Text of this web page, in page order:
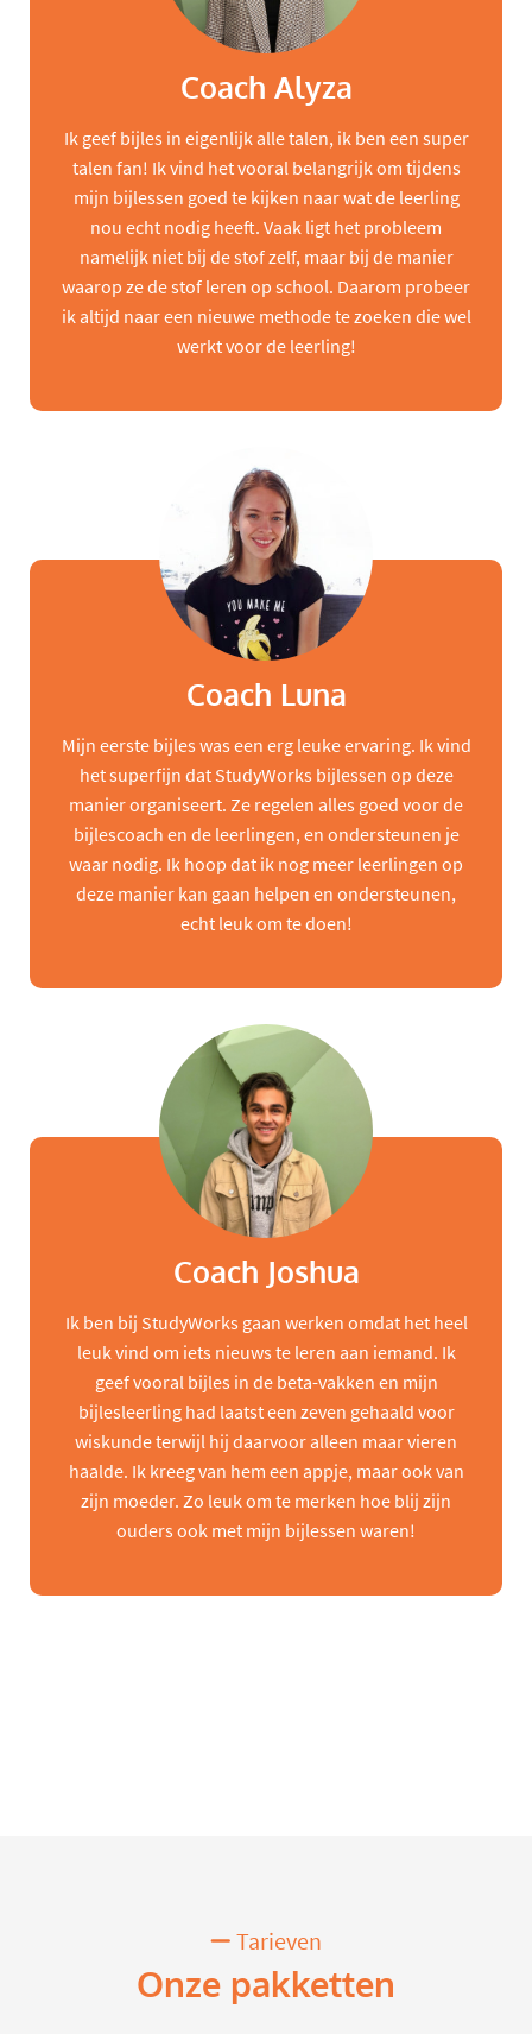
Coach Alyza
Ik geef bijles in eigenlijk alle talen, ik ben een super
talen fan! Ik vind het vooral belangrijk om tijdens
mijn bijlessen goed te kijken naar wat de leerling
nou echt nodig heeft. Vaak ligt het probleem
namelijk niet bij de stof zelf, maar bij de manier
waarop ze de stof leren op school. Daarom probeer
ik altijd naar een nieuwe methode te zoeken die wel
werkt voor de leerling!
Coach Luna
Mijn eerste bijles was een erg leuke ervaring. Ik vind
het superfijn dat StudyWorks bijlessen op deze
manier organiseert. Ze regelen alles goed voor de
bijlescoach en de leerlingen, en ondersteunen je
waar nodig. Ik hoop dat ik nog meer leerlingen op
deze manier kan gaan helpen en ondersteunen,
echt leuk om te doen!
Coach Joshua
Ik ben bij StudyWorks gaan werken omdat het heel
leuk vind om iets nieuws te leren aan iemand. Ik
geef vooral bijles in de beta-vakken en mijn
bijlesleerling had laatst een zeven gehaald voor
wiskunde terwijl hij daarvoor alleen maar vieren
haalde. Ik kreeg van hem een appje, maar ook van
zijn moeder. Zo leuk om te merken hoe blij zijn
ouders ook met mijn bijlessen waren!
Tarieven
Onze pakketten